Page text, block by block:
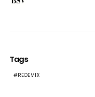
Tags
REDEMIX